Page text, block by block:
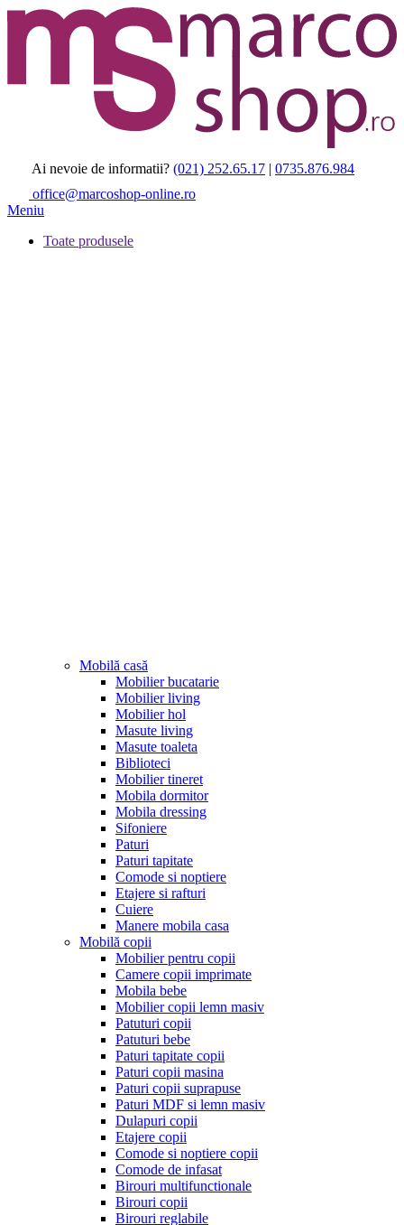
Ai nevoie de informatii? (021) 252.65.17 | 0735.876.984
office@marcoshop-online.ro
Meniu
Toate produsele
Mobilă casă
Mobilier bucatarie
Mobilier living
Mobilier hol
Masute living
Masute toaleta
Biblioteci
Mobilier tineret
Mobila dormitor
Mobila dressing
Sifoniere
Paturi
Paturi tapitate
Comode si noptiere
Etajere si rafturi
Cuiere
Manere mobila casa
Mobilă copii
Mobilier pentru copii
Camere copii imprimate
Mobila bebe
Mobilier copii lemn masiv
Patuturi copii
Patuturi bebe
Paturi tapitate copii
Paturi copii masina
Paturi copii suprapuse
Paturi MDF si lemn masiv
Dulapuri copii
Etajere copii
Comode si noptiere copii
Comode de infasat
Birouri multifunctionale
Birouri copii
Birouri reglabile